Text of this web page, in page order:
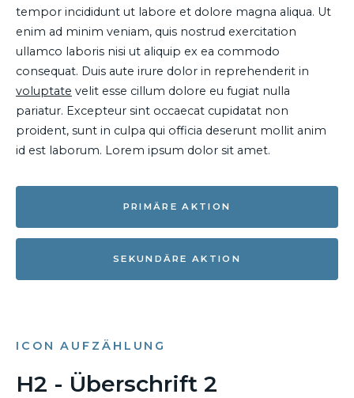
tempor incididunt ut labore et dolore magna aliqua. Ut
enim ad minim veniam, quis nostrud exercitation
ullamco laboris nisi ut aliquip ex ea commodo
consequat. Duis aute irure dolor in reprehenderit in
voluptate velit esse cillum dolore eu fugiat nulla
pariatur. Excepteur sint occaecat cupidatat non
proident, sunt in culpa qui officia deserunt mollit anim
id est laborum. Lorem ipsum dolor sit amet.
PRIMÄRE AKTION
SEKUNDÄRE AKTION
ICON AUFZÄHLUNG
H2 - Überschrift 2